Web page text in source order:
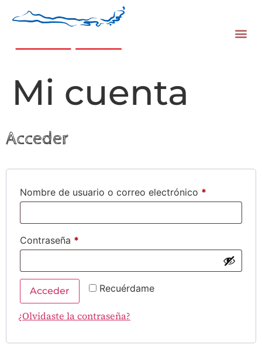
Mi cuenta
Acceder
Nombre de usuario o correo electrónico *
Contraseña *
Recuérdame
Acceder
¿Olvidaste la contraseña?